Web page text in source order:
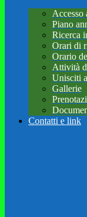
Accesso
Piano
Ricerca
Orari di
Orario
Attività
Unisciti
Gallerie
Contatti e link